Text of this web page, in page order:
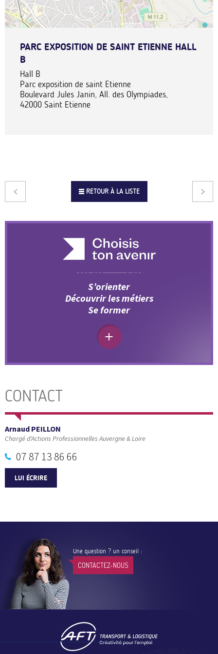
PARC EXPOSITION DE SAINT ETIENNE HALL
B
Hall B
Parc exposition de saint Etienne
Boulevard Jules Janin, All. des Olympiades,
42000 Saint Etienne
RETOUR À LA LISTE
S’orienter
Découvrir les métiers
Se former
CONTACT
Arnaud PEILLON
Chargé d'Actions Professionnelles Auvergne & Loire
07 87 13 86 66
LUI ÉCRIRE
Une question ? un conseil :
CONTACTEZ-NOUS